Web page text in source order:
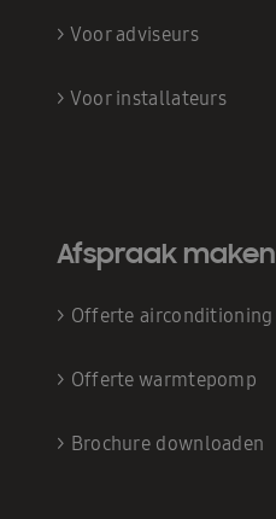
> Voor adviseurs
> Voor installateurs
Afspraak maken
> Offerte airconditioning
> Offerte warmtepomp
> Brochure downloaden